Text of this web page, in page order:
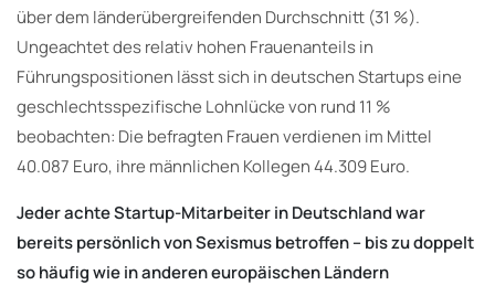
über dem länderübergreifenden Durchschnitt (31 %).
Ungeachtet des relativ hohen Frauenanteils in
Führungspositionen lässt sich in deutschen Startups eine
geschlechtsspezifische Lohnlücke von rund 11 %
beobachten: Die befragten Frauen verdienen im Mittel
40.087 Euro, ihre männlichen Kollegen 44.309 Euro.
Jeder achte Startup-Mitarbeiter in Deutschland war
bereits persönlich von Sexismus betroffen – bis zu doppelt
so häufig wie in anderen europäischen Ländern